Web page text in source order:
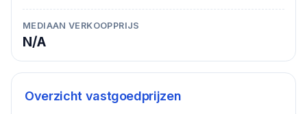
MEDIAAN VERKOOPPRIJS
N/A
Overzicht vastgoedprijzen